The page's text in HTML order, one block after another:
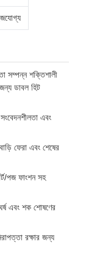
সম্পন্ন শক্তিশালী
জন্য ডাবল হিট
এবং
ফেরা এবং শেষের
পজ ফাংশন সহ
এবং শক শোষণের
রক্ষার জন্য